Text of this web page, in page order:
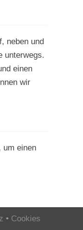
neben und
unterwegs.
einen
wir
um einen
• Cookies